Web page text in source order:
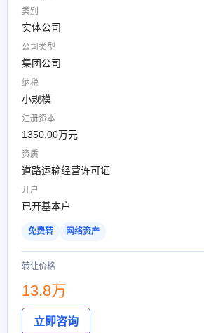
类别
实体公司
公司类型
集团公司
纳税
小规模
注册资本
1350.00万元
资质
道路运输经营许可证
开户
已开基本户
免费转 网络资产
转让价格
13.8万
立即咨询